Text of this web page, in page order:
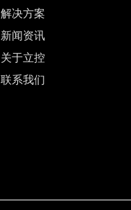
解决方案
新闻资讯
关于立控
联系我们